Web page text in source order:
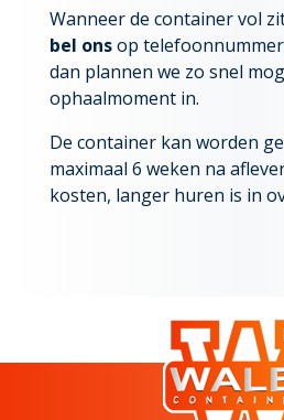
Wanneer de container vol
bel onsop telefoonnummer
dan plannen we zo snel
ophaalmoment in.
De container kan worden
maximaal 6 weken na
kosten, langer huren is in